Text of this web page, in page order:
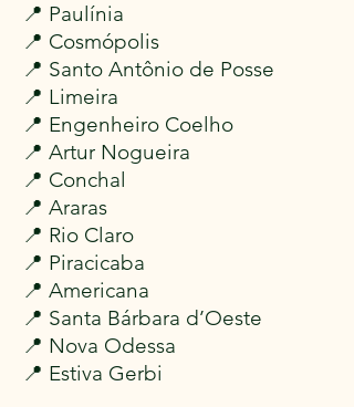
📍 Paulínia
📍 Cosmópolis
📍 Santo Antônio de Posse
📍 Limeira
📍 Engenheiro Coelho
📍 Artur Nogueira
📍 Conchal
📍 Araras
📍 Rio Claro
📍 Piracicaba
📍 Americana
📍 Santa Bárbara d’Oeste
📍 Nova Odessa
📍 Estiva Gerbi